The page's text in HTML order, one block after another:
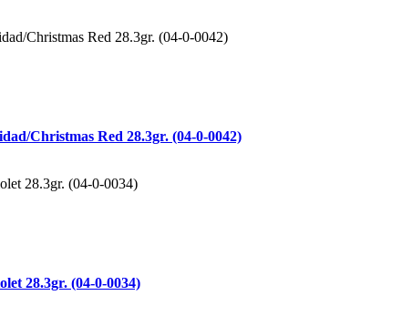
Christmas Red 28.3gr. (04-0-0042)
28.3gr. (04-0-0034)